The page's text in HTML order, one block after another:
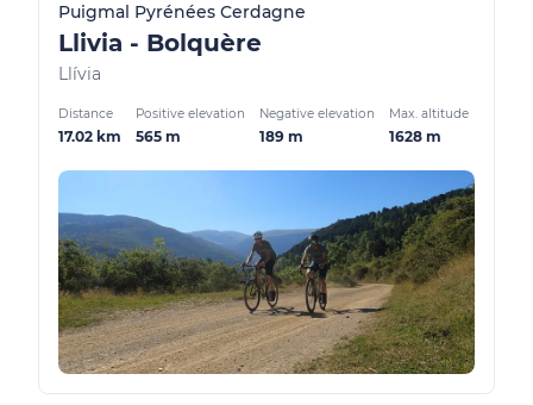
Puigmal Pyrénées Cerdagne
Llivia - Bolquère
Llívia
Distance
17.02 km
Positive elevation
565 m
Negative elevation
189 m
Max. altitude
1628 m